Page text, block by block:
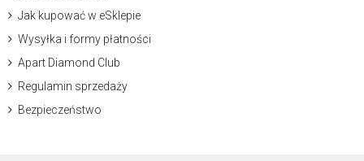
Jak kupować w eSklepie
Wysyłka i formy płatności
Apart Diamond Club
Regulamin sprzedaży
Bezpieczeństwo